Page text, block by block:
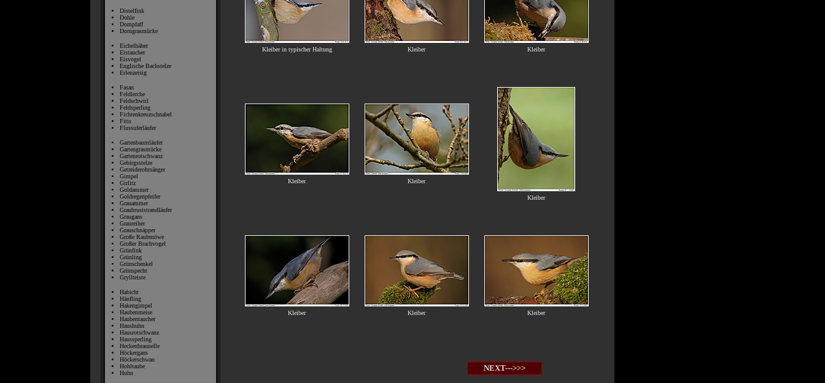
Distelfink
Dohle
Dompfaff
Dorngrasmücke
Eichelhäher
Eistaucher
Eisvogel
Englische Bachstelze
Erlenzeisig
Fasan
Feldlerche
Feldschwirl
Feldsperling
Fichtenkreuzschnabel
Fitis
Flussuferläufer
Gartenbaumläufer
Gartengrasmücke
Gartenrotschwanz
Gebirgsstelze
Getreiderohrsänger
Gimpel
Girlitz
Goldammer
Goldregenpfeifer
Grauammer
Graubruststrandläufer
Graugans
Graureiher
Grauschnäpper
Große Raubmöwe
Großer Brachvogel
Grünfink
Grünling
Grünschenkel
Grünspecht
Gryllteiste
Habicht
Hänfling
Hakengimpel
Haubenmeise
Haubentaucher
Haushuhn
Hausrotschwanz
Haussperling
Heckenbraunelle
Höckergans
Höckerschwan
Hohltaube
Huhn
Kleiber in typischer Haltung Kleiber Kleiber
Kleiber Kleiber
Kleiber
Kleiber Kleiber Kleiber
NEXT--->>>